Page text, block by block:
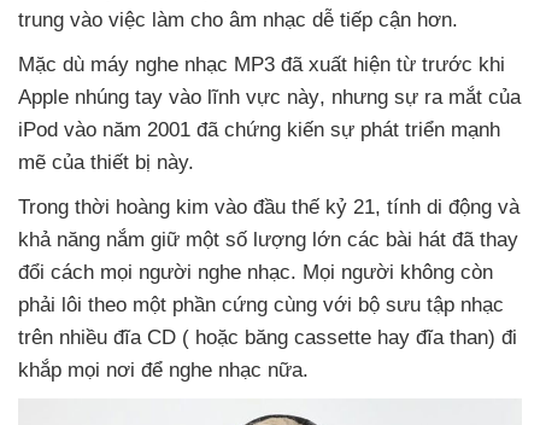
trung vào việc làm cho âm nhạc dễ tiếp cận hơn.
Mặc dù máy nghe nhạc MP3 đã xuất hiện từ trước khi
Apple nhúng tay vào lĩnh vực này, nhưng sự ra mắt của
iPod vào năm 2001 đã chứng kiến ​​sự phát triển mạnh
mẽ của thiết bị này.
Trong thời hoàng kim vào đầu thế kỷ 21, tính di động và
khả năng nắm giữ một số lượng lớn các bài hát đã thay
đổi cách mọi người nghe nhạc. Mọi người không còn
phải lôi theo một phần cứng cùng với bộ sưu tập nhạc
trên nhiều đĩa CD ( hoặc băng cassette hay đĩa than) đi
khắp mọi nơi để nghe nhạc nữa.